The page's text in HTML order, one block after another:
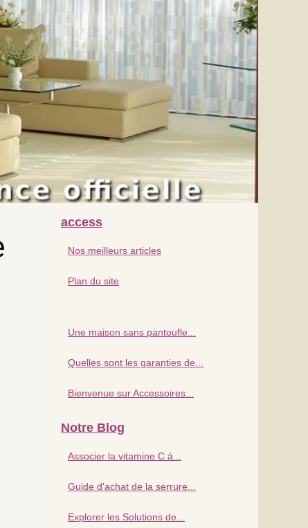
access
Nos meilleurs articles
Plan du site
Une maison sans pantoufle...
Quelles sont les garanties de...
Bienvenue sur Accessoires...
Notre Blog
Associer la vitamine C à...
Guide d'achat de la serrure...
Explorer les Solutions de...